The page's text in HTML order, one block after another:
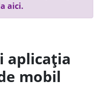
aici.
aplicația
mobil